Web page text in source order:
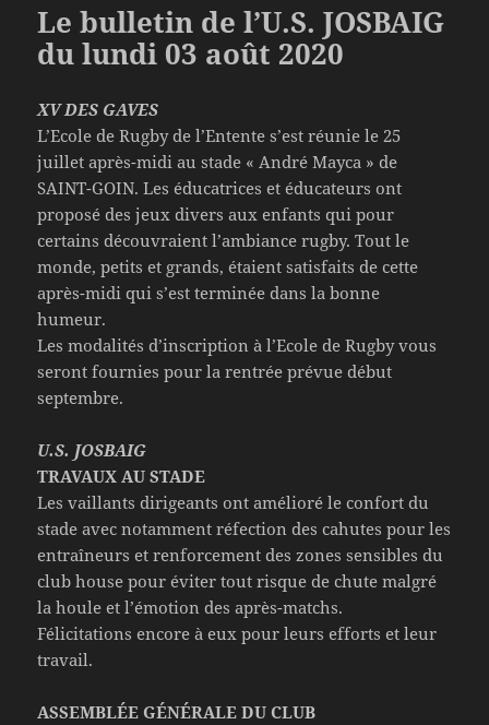
Le bulletin de l’U.S. JOSBAIG
du lundi 03 août 2020
XV DES GAVES
L’Ecole de Rugby de l’Entente s’est réunie le 25
juillet après-midi au stade « André Mayca » de
SAINT-GOIN. Les éducatrices et éducateurs ont
proposé des jeux divers aux enfants qui pour
certains découvraient l’ambiance rugby. Tout le
monde, petits et grands, étaient satisfaits de cette
après-midi qui s’est terminée dans la bonne
humeur.
Les modalités d’inscription à l’Ecole de Rugby vous
seront fournies pour la rentrée prévue début
septembre.
U.S. JOSBAIG
TRAVAUX AU STADE
Les vaillants dirigeants ont amélioré le confort du
stade avec notamment réfection des cahutes pour les
entraîneurs et renforcement des zones sensibles du
club house pour éviter tout risque de chute malgré
la houle et l’émotion des après-matchs.
Félicitations encore à eux pour leurs efforts et leur
travail.
ASSEMBLÉE GÉNÉRALE DU CLUB